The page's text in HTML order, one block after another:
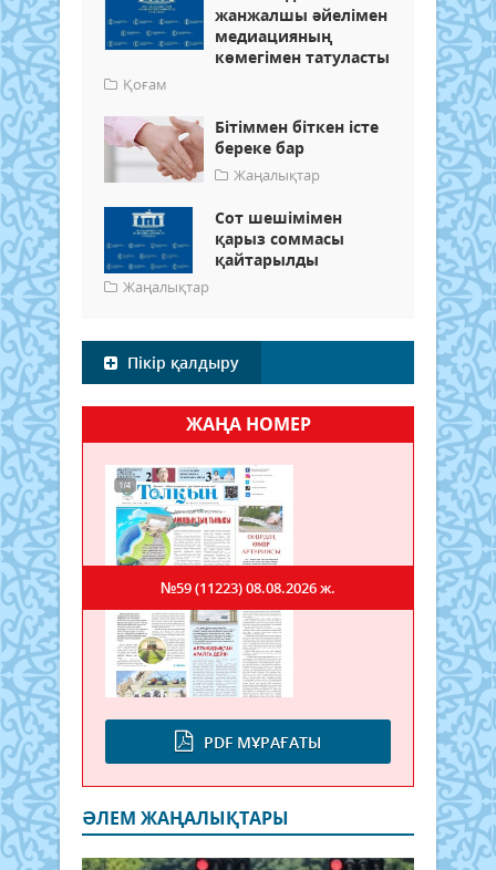
жанжалшы әйелімен
медиацияның
көмегімен татуласты
Қоғам
Бітіммен біткен істе
береке бар
Жаңалықтар
Сот шешімімен
қарыз соммасы
қайтарылды
Жаңалықтар
Пікір қалдыру
ЖАҢА НОМЕР
PDF МҰРАҒАТЫ
№59 (11223)08.08.2026 ж.
ӘЛЕМ ЖАҢАЛЫҚТАРЫ